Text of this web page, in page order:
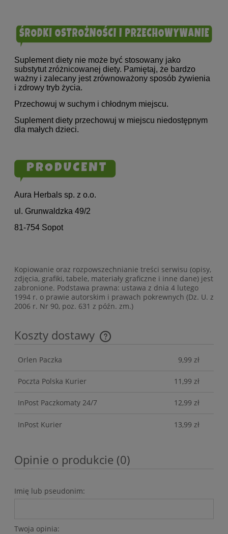
Suplement diety nie może być stosowany jako
substytut zróżnicowanej diety. Pamiętaj, że bardzo
ważny i zalecany jest zrównoważony sposób żywienia
i zdrowy tryb życia.
Przechowuj w suchym i chłodnym miejscu.
Suplement diety przechowuj w miejscu niedostępnym
dla małych dzieci.
Aura Herbals sp. z o.o.
ul. Grunwaldzka 49/2
81-754 Sopot
Kopiowanie oraz rozpowszechnianie treści serwisu (opisy,
zdjęcia, grafiki, tabele, materiały graficzne i inne dane) jest
zabronione. Podstawa prawna: ustawa z dnia 4 lutego
1994 r. o prawie autorskim i prawach pokrewnych (Dz. U. z
2006 r. Nr 90, poz. 631 z późn. zm.)
Koszty dostawy
Cena nie zawiera ewentualnych kosztów płatności
Orlen Paczka 9,99 zł
Poczta Polska Kurier 11,99 zł
InPost Paczkomaty 24/7 12,99 zł
InPost Kurier 13,99 zł
Opinie o produkcie (0)
Imię lub pseudonim:
Twoja opinia: